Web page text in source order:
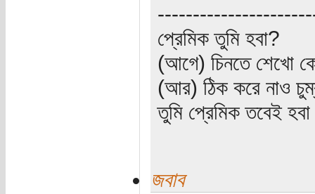
প্রেমিক তুমি হবা?
(আগে) চিনতে শেখো
(আর) ঠিক করে নাও
তুমি প্রেমিক তবেই
জবাব